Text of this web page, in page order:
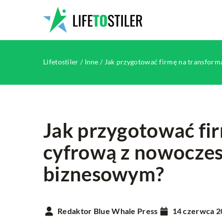
Lifetostiler / Inne / Jak przygotować firmę na
Jak przygotować
cyfrową z
biznesowym?
Redaktor Blue Whale Press 14 czerwca